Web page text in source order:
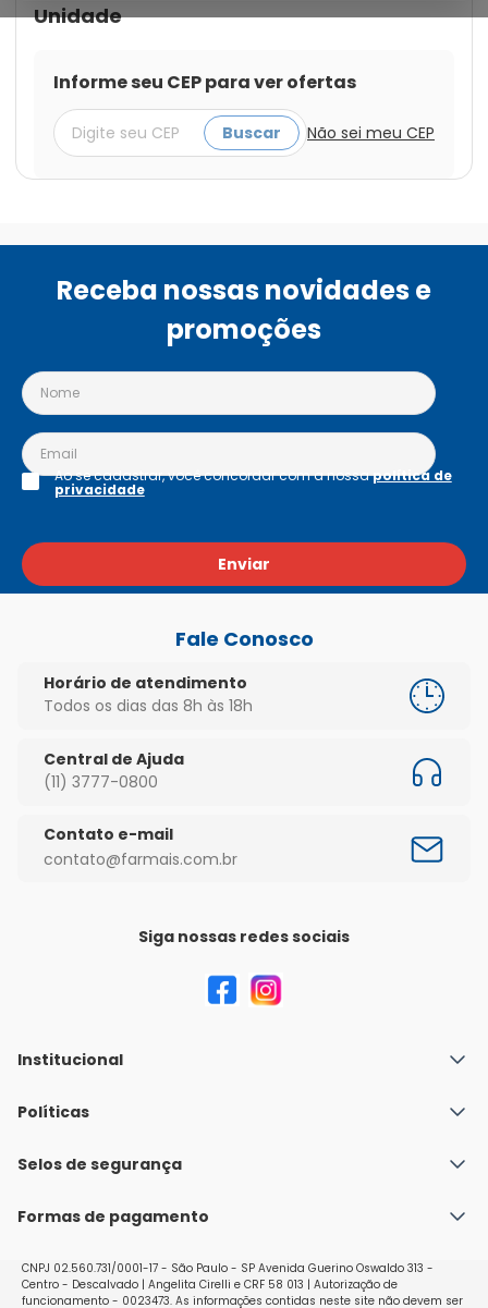
Unidade
Informe seu CEP para ver ofertas
Buscar Não sei meu CEP
Receba nossas novidades e
promoções
Enviar
Ao se cadastrar, você concordar com a nossapolítica de
privacidade
Fale Conosco
Horário de atendimento
Todos os dias das 8h às 18h
Central de Ajuda
(11) 3777-0800
Contato e-mail
contato@farmais.com.br
Siga nossas redes sociais
Institucional
Quem Somos
Nossas lojas
Políticas
Política de Envio
Políticas de Trocas e Devoluções
Selos de segurança
Formas de pagamento
CNPJ 02.560.731/0001-17 - São Paulo - SP Avenida Guerino Oswaldo 313 -
Centro - Descalvado | Angelita Cirelli e CRF 58 013 | Autorização de
funcionamento - 0023473. As informações contidas neste site não devem ser